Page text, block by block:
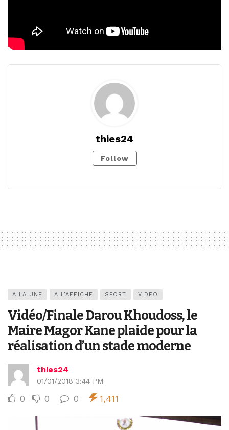
thies24
Follow
A LA UNE A L’AFFICHE SPORT VIDEO
Vidéo/Finale Darou Khoudoss, le
Maire Magor Kane plaide pour la
réalisation d’un stade moderne
thies24
01/01/2018 3:44 PM
0 0 0 1,411